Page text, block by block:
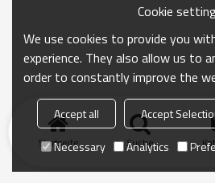
Startseite Suche
Cookie
We use cookies to provide you
experience. They also allow us to
order to constantly improve the
Accept all Accept
Necessary
Analytics